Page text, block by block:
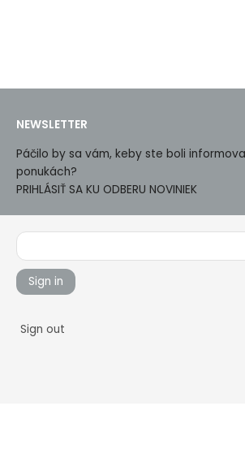
NEWSLETTER
Páčilo by sa vám, keby ste boli
ponukách?
PRIHLÁSIŤ SA KU ODBERU NOVINIEK
Sign in
Sign out